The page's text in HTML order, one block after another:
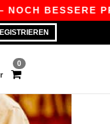
BESSERE
0